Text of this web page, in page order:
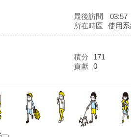
最後訪問
03:57
所在時區 使用
積分
171
貢獻 0